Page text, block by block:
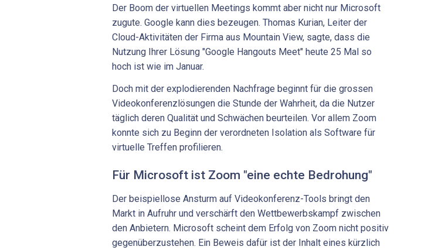
Der Boom der virtuellen Meetings kommt aber nicht nur Microsoft
zugute. Google kann dies bezeugen. Thomas Kurian, Leiter der
Cloud-Aktivitäten der Firma aus Mountain View, sagte, dass die
Nutzung Ihrer Lösung "Google Hangouts Meet" heute 25 Mal so
hoch ist wie im Januar.
Doch mit der explodierenden Nachfrage beginnt für die grossen
Videokonferenzlösungen die Stunde der Wahrheit, da die Nutzer
täglich deren Qualität und Schwächen beurteilen. Vor allem Zoom
konnte sich zu Beginn der verordneten Isolation als Software für
virtuelle Treffen profilieren.
Für Microsoft ist Zoom "eine echte Bedrohung"
Der beispiellose Ansturm auf Videokonferenz-Tools bringt den
Markt in Aufruhr und verschärft den Wettbewerbskampf zwischen
den Anbietern. Microsoft scheint dem Erfolg von Zoom nicht positiv
gegenüberzustehen. Ein Beweis dafür ist der Inhalt eines kürzlich